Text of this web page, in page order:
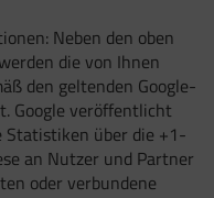
Neben den oben
die von Ihnen
den geltenden Google-
Google veröffentlicht
Statistiken über die +1-
an Nutzer und Partner
oder verbundene